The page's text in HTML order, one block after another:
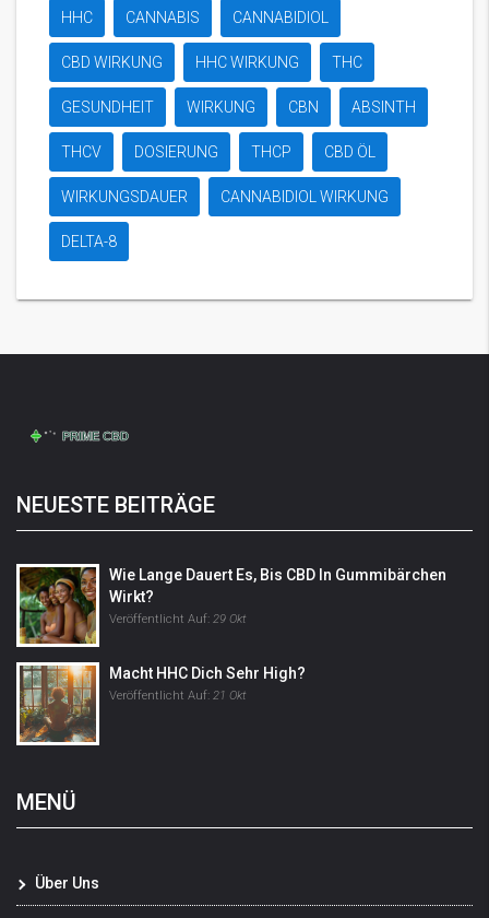
HHC CANNABIS CANNABIDIOL
CBD WIRKUNG HHC WIRKUNG THC
GESUNDHEIT WIRKUNG CBN ABSINTH
THCV DOSIERUNG THCP CBD ÖL
WIRKUNGSDAUER CANNABIDIOL WIRKUNG
DELTA-8
NEUESTE BEITRÄGE
Wie Lange Dauert Es, Bis CBD In Gummibärchen
Wirkt?
Veröffentlicht Auf: 29 Okt
Macht HHC Dich Sehr High?
Veröffentlicht Auf: 21 Okt
MENÜ
Über Uns